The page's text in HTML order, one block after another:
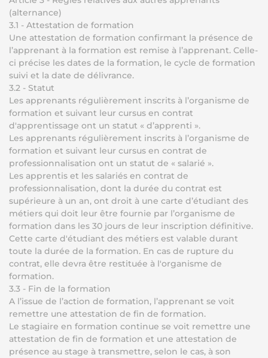
(alternance)
3.1 - Attestation de formation
Une attestation de formation confirmant la présence de
l’apprenant à la formation est remise à l’apprenant. Celle-
ci précise les dates de la formation, le cycle de formation
suivi et la date de délivrance.
3.2 - Statut
Les apprenants régulièrement inscrits à l’organisme de
formation et suivant leur cursus en contrat
d'apprentissage ont un statut « d’apprenti ».
Les apprenants régulièrement inscrits à l’organisme de
formation et suivant leur cursus en contrat de
professionnalisation ont un statut de « salarié ».
Les apprentis et les salariés en contrat de
professionnalisation, dont la durée du contrat est
supérieure à un an, ont droit à une carte d’étudiant des
métiers qui doit leur être fournie par l’organisme de
formation dans les 30 jours de leur inscription définitive.
Cette carte d'étudiant des métiers est valable durant
toute la durée de la formation. En cas de rupture du
contrat, elle devra être restituée à l'organisme de
formation.
3.3 - Fin de la formation
A l’issue de l’action de formation, l’apprenant se voit
remettre une attestation de fin de formation.
Le stagiaire en formation continue se voit remettre une
attestation de fin de formation et une attestation de
présence au stage à transmettre, selon le cas, à son